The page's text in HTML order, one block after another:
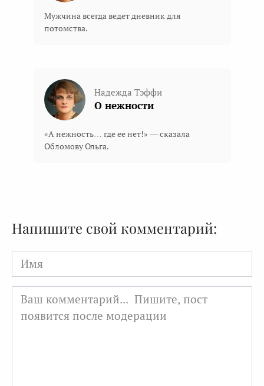
Мужчина всегда ведет дневник для
потомства.
Надежда Тэффи
О нежности
«А нежность… где ее нет!» — сказала
Обломову Ольга.
Напишите свой комментарий:
Имя